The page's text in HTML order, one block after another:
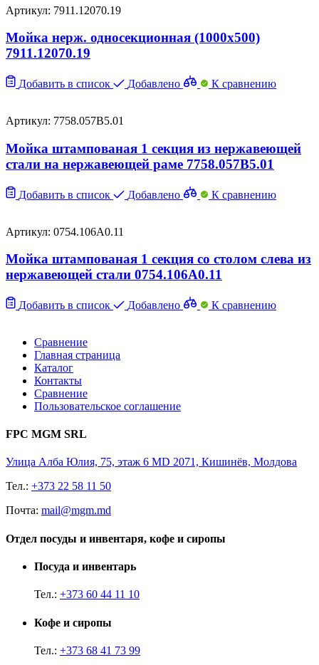
Артикул: 7911.12070.19
Мойка нерж. односекционная (1000х500)
7911.12070.19
Добавить в список Добавлено К сравнению
Артикул: 7758.057B5.01
Мойка штампованая 1 секция из нержавеющей
стали на нержавеющей pаме 7758.057B5.01
Добавить в список Добавлено К сравнению
Артикул: 0754.106A0.11
Мойка штампованая 1 секция со столом слева из
нержавеющей стали 0754.106A0.11
Добавить в список Добавлено К сравнению
Сравнение
Главная страница
Каталог
Контакты
Сравнение
Пользовательское соглашение
FPC MGM SRL
Улица Алба Юлия, 75, этаж 6 MD 2071, Кишинёв, Молдова
Тел.: +373 22 58 11 50
Почта: mail@mgm.md
Отдел посуды и инвентаря, кофе и сиропы
Посуда и инвентарь
Тел.: +373 60 44 11 10
Кофе и сиропы
Тел.: +373 68 41 73 99